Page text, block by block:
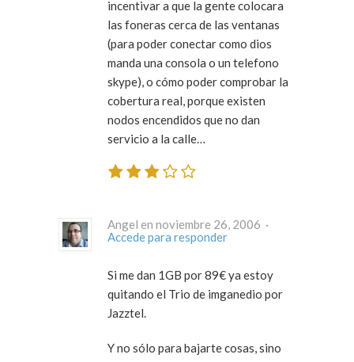
incentivar a que la gente colocara
las foneras cerca de las ventanas
(para poder conectar como dios
manda una consola o un telefono
skype), o cómo poder comprobar la
cobertura real, porque existen
nodos encendidos que no dan
servicio a la calle…
Angel en noviembre 26, 2006 ·
Accede para responder
Si me dan 1GB por 89€ ya estoy
quitando el Trio de imganedio por
Jazztel.
Y no sólo para bajarte cosas, sino